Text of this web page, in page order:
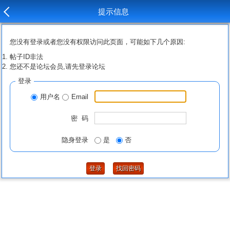
提示信息
您没有登录或者您没有权限访问此页面，可能如下几个原因:
帖子ID非法
您还不是论坛会员,请先登录论坛
登录
用户名 Email
密 码
隐身登录 是 否